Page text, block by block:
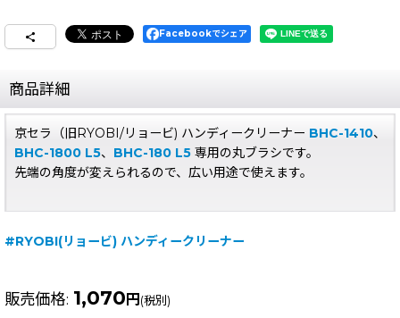
Facebookでシェア
商品詳細
京セラ（旧RYOBI/リョービ) ハンディークリーナー BHC-1410、
BHC-1800 L5、 BHC-180 L5 専用の丸ブラシです。
先端の角度が変えられるので、広い用途で使えます。
#RYOBI(リョービ) ハンディークリーナー
販売価格: 1,070 円 (税別)